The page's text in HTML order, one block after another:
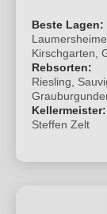
Beste Lagen:
Kirschgarten,
Rebsorten:
Riesling,
Dornfelder
Kellermeister:
Steffen Zelt